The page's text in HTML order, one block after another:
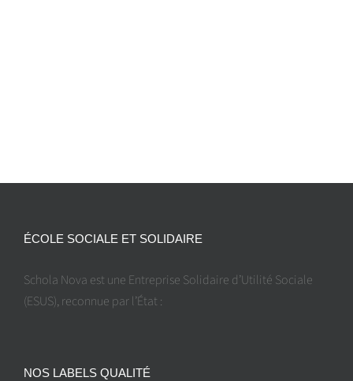
ÉCOLE SOCIALE ET SOLIDAIRE
Schola Nova est une Entreprise Solidaire d’Utilité Sociale
(ESUS), reconnue par l’État :
NOS LABELS QUALITÉ